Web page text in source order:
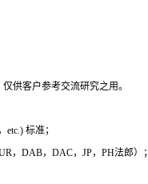
供客户参考交流研究之用。
标准；
，DAB，DAC，JP，PH法郎）；